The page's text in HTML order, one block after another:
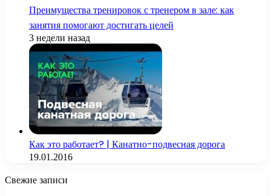
Преимущества тренировок с тренером в зале: как
занятия помогают достигать целей
3 недели назад
Как это работает? | Канатно-подвесная дорога
19.01.2016
Свежие записи